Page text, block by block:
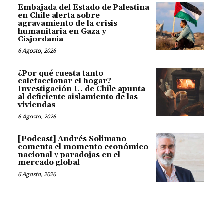
Embajada del Estado de Palestina
en Chile alerta sobre
agravamiento de la crisis
humanitaria en Gaza y
Cisjordania
6 Agosto, 2026
¿Por qué cuesta tanto
calefaccionar el hogar?
Investigación U. de Chile apunta
al deficiente aislamiento de las
viviendas
6 Agosto, 2026
[Podcast] Andrés Solimano
comenta el momento económico
nacional y paradojas en el
mercado global
6 Agosto, 2026